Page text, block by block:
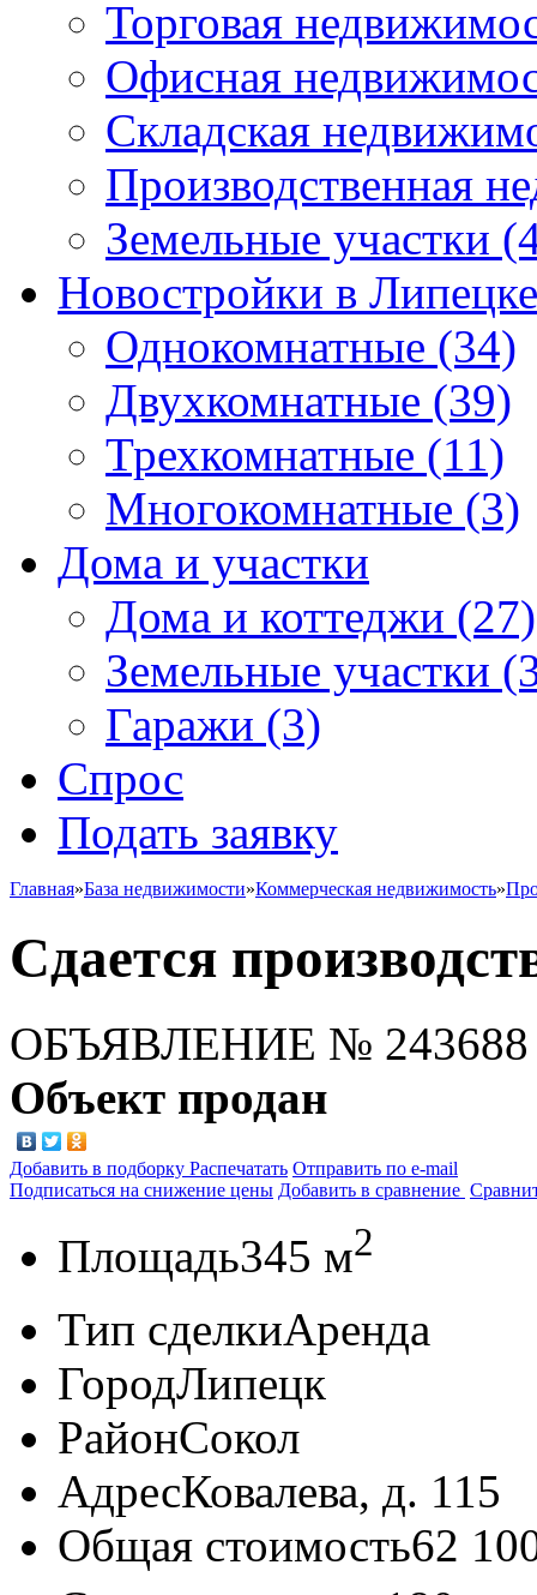
Торговая
Офисная
Складская
Производственная
Земельные участки
Новостройки в Липецке
Однокомнатные (34)
Двухкомнатные (39)
Трехкомнатные (11)
Многокомнатные (3)
Дома и участки
Дома и коттеджи (27)
Земельные участки
Гаражи (3)
Спрос
Подать заявку
Главная»База недвижимости»Коммерческая недвижимость»
Сдается
ОБЪЯВЛЕНИЕ № 243688
Объект продан
Добавить в подборку Распечатать Отправить по e-mail
Подписаться на снижение цены Добавить в сравнение
Площадь345 м2
Тип сделкиАренда
ГородЛипецк
РайонСокол
АдресКовалева, д. 115
Общая стоимость62